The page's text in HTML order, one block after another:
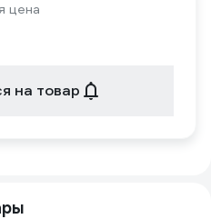
цена
на товар